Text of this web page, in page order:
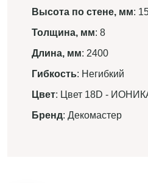
Высота по стене, мм:
Толщина, мм: 8
Длина, мм: 2400
Гибкость: Негибкий
Цвет: Цвет 18D -
Бренд: Декомастер